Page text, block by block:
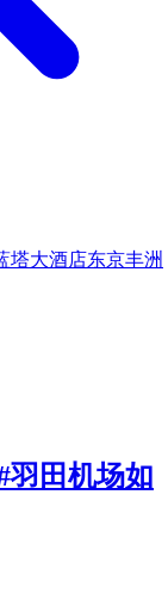
塔大酒店东京丰洲
羽田机场如